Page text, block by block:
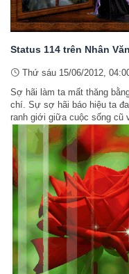
Status 114 trên Nhân
Thứ sáu 15/06/2012,
Sợ hãi làm ta mất thăng
chí. Sự sợ hãi báo hiệu ta
ranh giới giữa cuộc sống cũ